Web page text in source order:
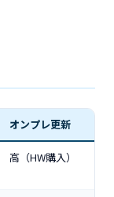
オンプレ更新
高（HW購入）